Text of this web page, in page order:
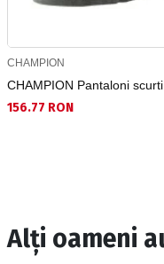
CHAMPION
CHAMPION Pantaloni scurti
156.77 RON
Alți oameni